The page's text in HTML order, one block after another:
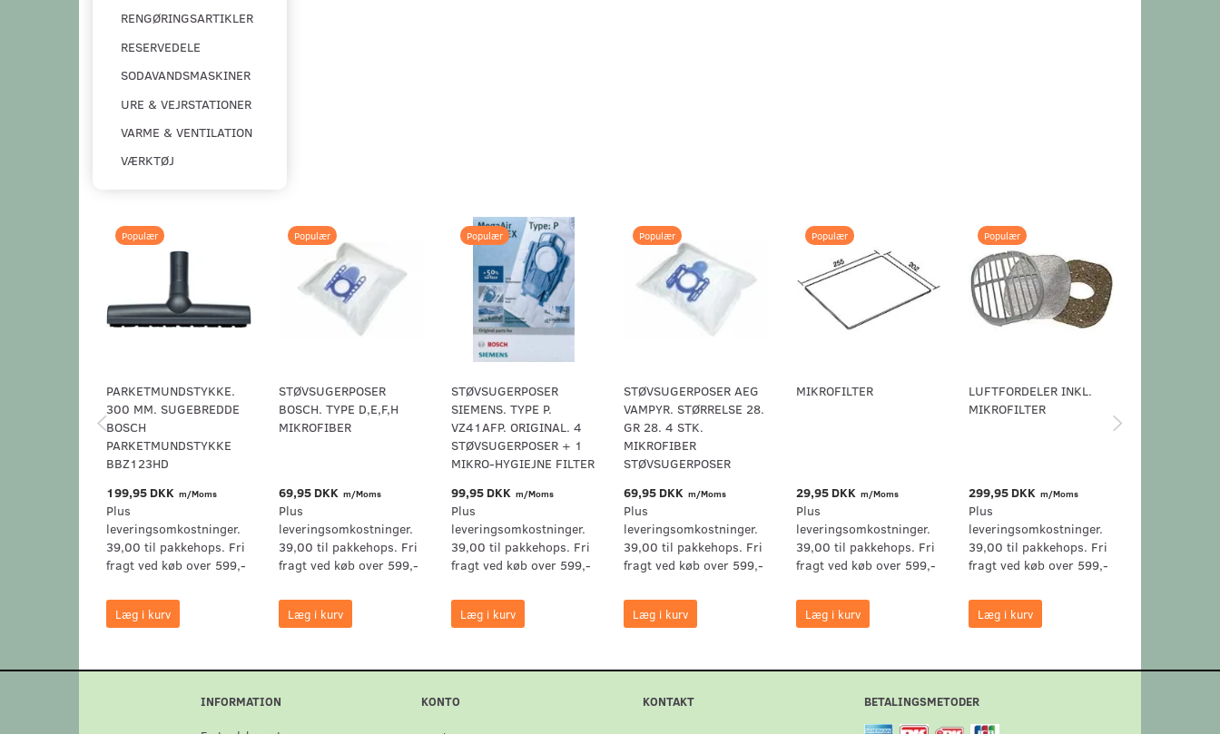
RENGØRINGSARTIKLER
RESERVEDELE
SODAVANDSMASKINER
URE & VEJRSTATIONER
VARME & VENTILATION
VÆRKTØJ
Populær
PARKETMUNDSTYKKE.
300 MM. SUGEBREDDE
BOSCH
PARKETMUNDSTYKKE
BBZ123HD
199,95 DKK m/Moms
Plus
leveringsomkostninger.
39,00 til pakkehops. Fri
fragt ved køb over 599,-
Læg i kurv
Populær
STØVSUGERPOSER
BOSCH. TYPE D,E,F,H
MIKROFIBER
69,95 DKK m/Moms
Plus
leveringsomkostninger.
39,00 til pakkehops. Fri
fragt ved køb over 599,-
Læg i kurv
Populær
STØVSUGERPOSER
SIEMENS. TYPE P.
VZ41AFP. ORIGINAL. 4
STØVSUGERPOSER + 1
MIKRO-HYGIEJNE FILTER
99,95 DKK m/Moms
Plus
leveringsomkostninger.
39,00 til pakkehops. Fri
fragt ved køb over 599,-
Læg i kurv
Populær
STØVSUGERPOSER AEG
VAMPYR. STØRRELSE 28.
GR 28. 4 STK.
MIKROFIBER
STØVSUGERPOSER
69,95 DKK m/Moms
Plus
leveringsomkostninger.
39,00 til pakkehops. Fri
fragt ved køb over 599,-
Læg i kurv
Populær
MIKROFILTER
29,95 DKK m/Moms
Plus
leveringsomkostninger.
39,00 til pakkehops. Fri
fragt ved køb over 599,-
Læg i kurv
Populær
LUFTFORDELER INKL.
MIKROFILTER
299,95 DKK m/Moms
Plus
leveringsomkostninger.
39,00 til pakkehops. Fri
fragt ved køb over 599,-
Læg i kurv
INFORMATION KONTO KONTAKT BETALINGSMETODER